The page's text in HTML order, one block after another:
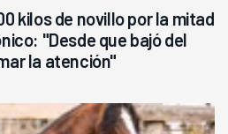
kilos de novillo por la mitad
"Desde que bajó del
la atención"